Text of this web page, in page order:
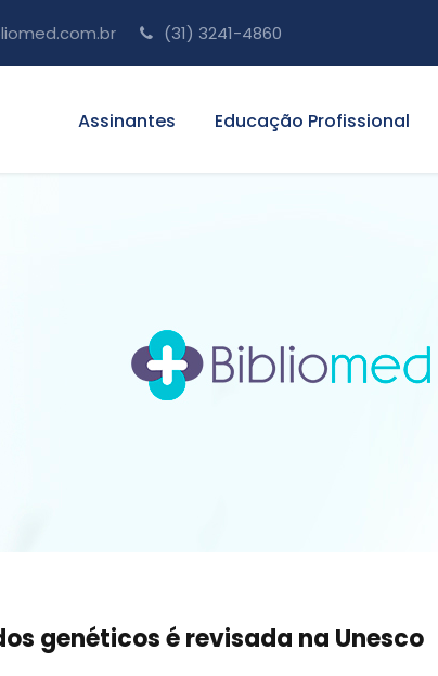
(31) 3241-4860
Assinantes Educação Profissional
genéticos é revisada na Unesco